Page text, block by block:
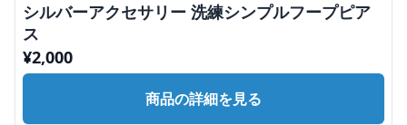
シルバーアクセサリー 洗練シンプルフープピア
ス
¥2,000
商品の詳細を見る